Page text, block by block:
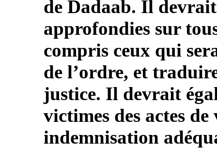
de Dadaab. Il
approfondies sur
compris ceux qui
de l’ordre, et
justice. Il devrait
victimes des actes
indemnisation